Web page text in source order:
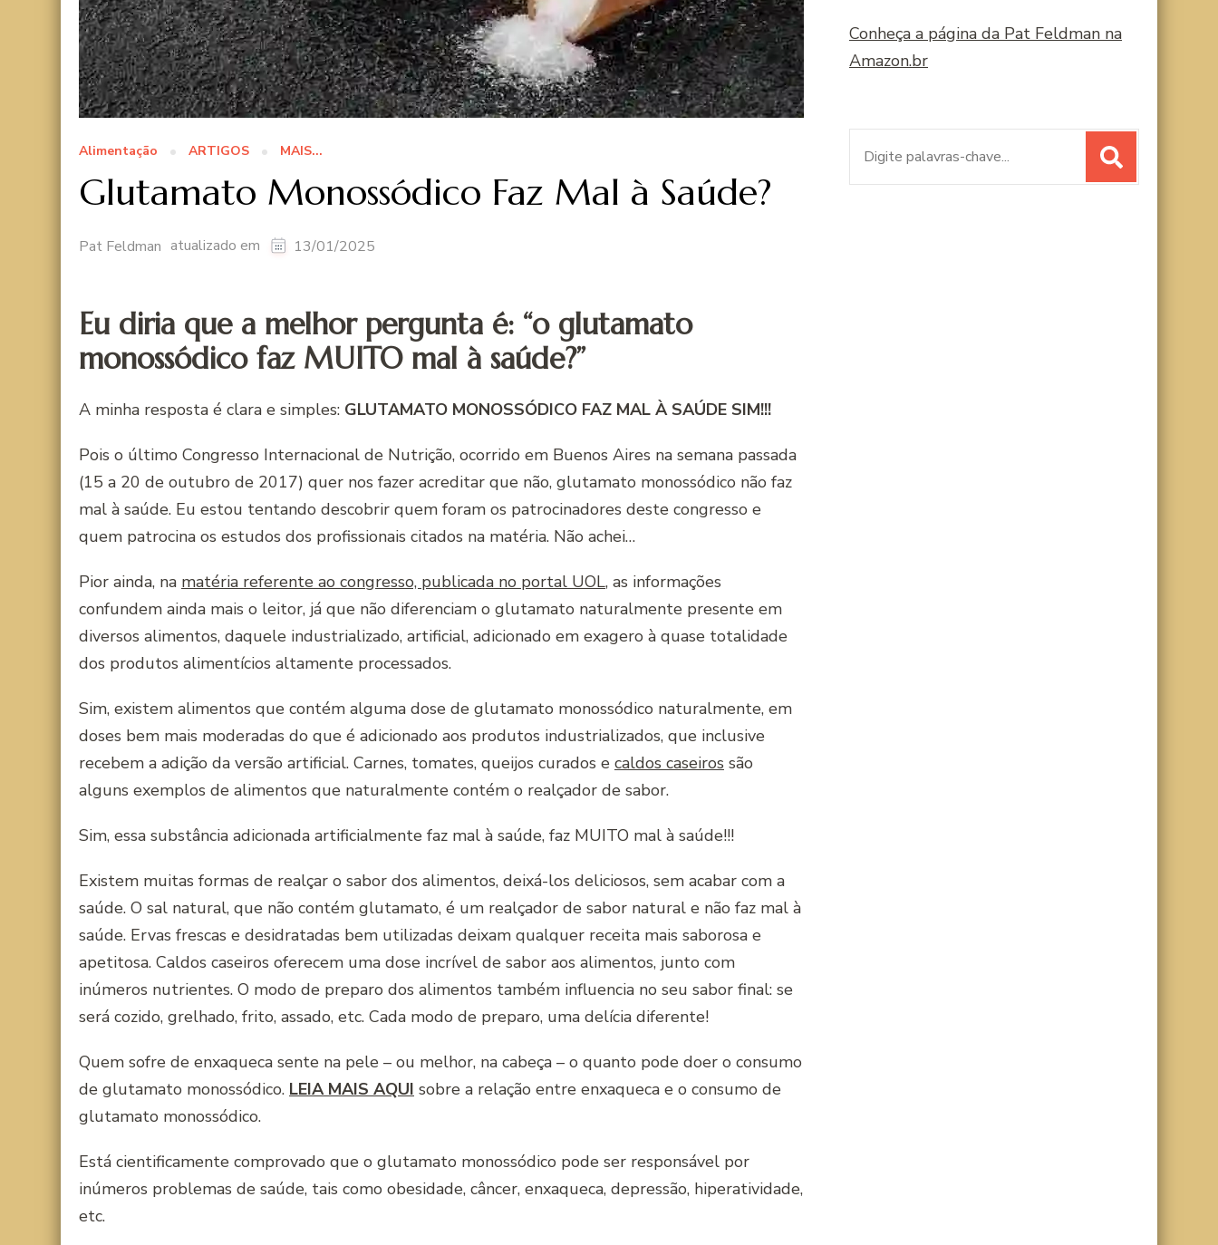
Alimentação ARTIGOS MAIS...
Glutamato Monossódico Faz Mal à Saúde?
Pat Feldman atualizado em 13/01/2025
Eu diria que a melhor pergunta é: “o glutamato
monossódico faz MUITO mal à saúde?”
A minha resposta é clara e simples: GLUTAMATO MONOSSÓDICO FAZ MAL À SAÚDE SIM!!!
Pois o último Congresso Internacional de Nutrição, ocorrido em Buenos Aires na semana passada
(15 a 20 de outubro de 2017) quer nos fazer acreditar que não, glutamato monossódico não faz
mal à saúde. Eu estou tentando descobrir quem foram os patrocinadores deste congresso e
quem patrocina os estudos dos profissionais citados na matéria. Não achei…
Pior ainda, na matéria referente ao congresso, publicada no portal UOL, as informações
confundem ainda mais o leitor, já que não diferenciam o glutamato naturalmente presente em
diversos alimentos, daquele industrializado, artificial, adicionado em exagero à quase totalidade
dos produtos alimentícios altamente processados.
Sim, existem alimentos que contém alguma dose de glutamato monossódico naturalmente, em
doses bem mais moderadas do que é adicionado aos produtos industrializados, que inclusive
recebem a adição da versão artificial. Carnes, tomates, queijos curados e caldos caseiros são
alguns exemplos de alimentos que naturalmente contém o realçador de sabor.
Sim, essa substância adicionada artificialmente faz mal à saúde, faz MUITO mal à saúde!!!
Existem muitas formas de realçar o sabor dos alimentos, deixá-los deliciosos, sem acabar com a
saúde. O sal natural, que não contém glutamato, é um realçador de sabor natural e não faz mal à
saúde. Ervas frescas e desidratadas bem utilizadas deixam qualquer receita mais saborosa e
apetitosa. Caldos caseiros oferecem uma dose incrível de sabor aos alimentos, junto com
inúmeros nutrientes. O modo de preparo dos alimentos também influencia no seu sabor final: se
será cozido, grelhado, frito, assado, etc. Cada modo de preparo, uma delícia diferente!
Quem sofre de enxaqueca sente na pele – ou melhor, na cabeça – o quanto pode doer o consumo
de glutamato monossódico. LEIA MAIS AQUI sobre a relação entre enxaqueca e o consumo de
glutamato monossódico.
Está cientificamente comprovado que o glutamato monossódico pode ser responsável por
inúmeros problemas de saúde, tais como obesidade, câncer, enxaqueca, depressão, hiperatividade,
etc.
Conheça a página da Pat Feldman na
Amazon.br